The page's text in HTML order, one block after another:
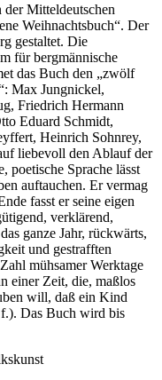
Mitteldeutschen
Weihnachtsbuch“. Der
gestaltet. Die
für bergmännische
das Buch den „zwölf
Max Jungnickel,
Friedrich Hermann
Eduard Schmidt,
Heinrich Sohnrey,
liebevoll den Ablauf der
poetische Sprache lässt
auftauchen. Er vermag
fasst er seine eigen
verklärend,
ganze Jahr, rückwärts,
und gestrafften
mühsamer Werktage
einer Zeit, die, maßlos
will, daß ein Kind
f.). Das Buch wird bis